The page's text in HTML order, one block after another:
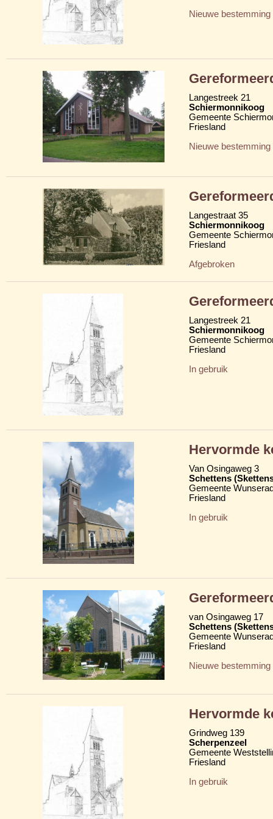
Nieuwe bestemming
Langestreek 21
Schiermonnikoog
Gemeente
Friesland
Nieuwe bestemming
Langestraat 35
Schiermonnikoog
Gemeente
Friesland
Afgebroken
Langestreek 21
Schiermonnikoog
Gemeente
Friesland
In gebruik
Hervormde
Van Osingaweg 3
Schettens
Gemeente
Friesland
In gebruik
van Osingaweg 17
Schettens
Gemeente
Friesland
Nieuwe bestemming
Hervormde
Grindweg 139
Scherpenzeel
Gemeente
Friesland
In gebruik